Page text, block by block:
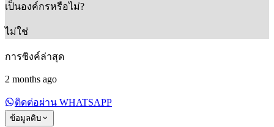
เป็นองค์กรหรือไม่?
ไม่ใช่
การซิงค์ล่าสุด
2 months ago
ติดต่อผ่าน WHATSAPP
ข้อมูลดิบ